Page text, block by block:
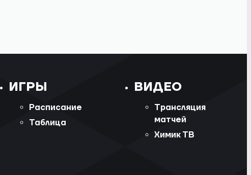
ИГРЫ
Расписание
Таблица
ВИДЕО
Трансляция
матчей
Химик ТВ